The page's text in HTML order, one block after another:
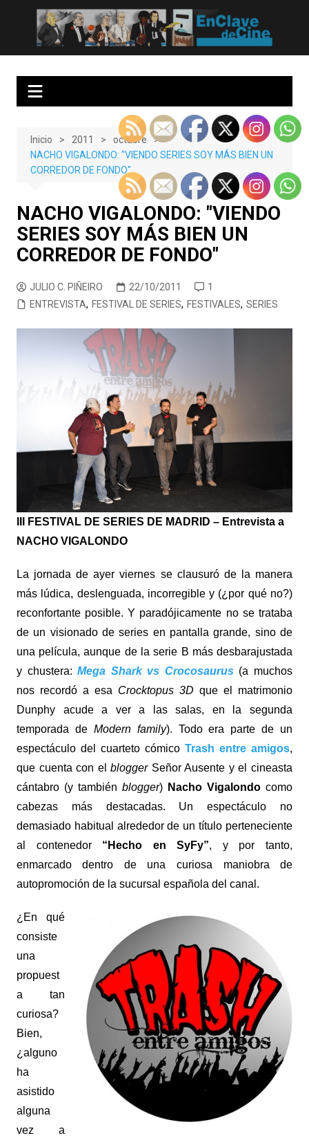
contenido
EnClave de Cine
Crítica cinematográfica y audiovisual. Punto de encuentro para los
Inicio 2011
octubre
NACHO VIGALONDO: "VIENDO SERIES SOY MÁS BIEN UN
CORREDOR DE FONDO"
NACHO VIGALONDO: "VIENDO
SERIES SOY MÁS BIEN UN
CORREDOR DE FONDO"
JULIO C. PIÑEIRO 22/10/2011
1
ENTREVISTA, FESTIVAL DE SERIES, FESTIVALES, SERIES
III FESTIVAL DE SERIES DE MADRID – Entrevista a
NACHO VIGALONDO
La jornada de ayer viernes se clausuró de la manera
más lúdica, deslenguada, incorregible y (¿por qué no?)
reconfortante posible. Y paradójicamente no se trataba
de un visionado de series en pantalla grande, sino de
una película, aunque de la serie B más desbarajustada
y chustera:Mega Shark vs Crocosaurus (a muchos
nos recordó a esa Crocktopus 3D que el matrimonio
Dunphy acude a ver a las salas, en la segunda
temporada de Modern family). Todo era parte de un
espectáculo del cuarteto cómicoTrash entre amigos,
que cuenta con elbloggerSeñor Ausente y el cineasta
cántabro (y también blogger) Nacho Vigalondo como
cabezas más destacadas. Un espectáculo no
demasiado habitual alrededor de un título perteneciente
al contenedor “Hecho en SyFy”, y por tanto,
enmarcado dentro de una curiosa maniobra de
autopromoción de la sucursal española del canal.
¿En qué
consiste
una
propuest
a tan
curiosa?
Bien,
¿alguno
ha
asistido
alguna
vez a